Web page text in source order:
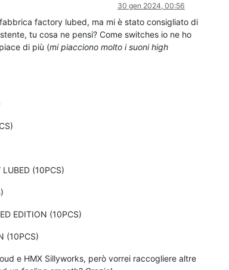
30 gen 2024, 00:56
factory lubed, ma mi è stato consigliato di
tu cosa ne pensi? Come switches io ne ho
di più (mi piacciono molto i suoni high
LUBED (10PCS)
EDITION (10PCS)
(10PCS)
e HMX Sillyworks, però vorrei raccogliere altre